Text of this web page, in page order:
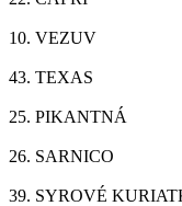
10. VEZUV
43. TEXAS
25. PIKANTNÁ
26. SARNICO
39. SYROVÉ